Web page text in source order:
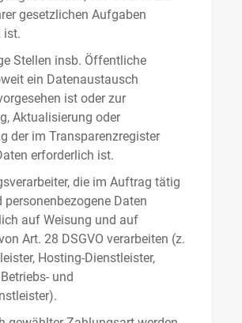
gesetzlichen Aufgaben
ist.
Stellen insb. Öffentliche
ein Datenaustausch
ist oder zur
Aktualisierung oder
der im Transparenzregister
erforderlich ist.
die im Auftrag tätig
personenbezogene Daten
auf Weisung und auf
Art. 28 DSGVO verarbeiten (z.
Hosting-Dienstleister,
und